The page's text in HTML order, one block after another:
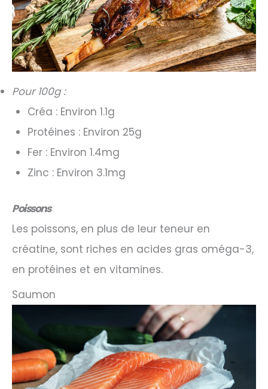
Pour 100g :
Créa : Environ 1.1g
Protéines : Environ 25g
Fer : Environ 1.4mg
Zinc : Environ 3.1mg
Poissons
Les poissons, en plus de leur teneur en
créatine, sont riches en acides gras oméga-3,
en protéines et en vitamines.
Saumon